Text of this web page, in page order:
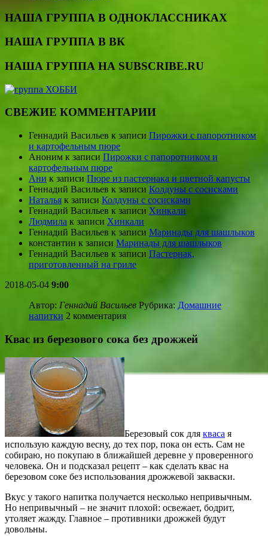
НАША ГРУППА В ОДНОКЛАССНИКАХ
НАША ГРУППА В ВК
НАША ГРУППА НА SUBSCRIBE.RU
СВЕЖИЕ КОММЕНТАРИИ
Геннадий Васильев к записи Пирожки с папоротником
и картофельным пюре
Аноним к записи Пирожки с папоротником и
картофельным пюре
Ани к записи Пюре из пастернака и цветной капусты
Геннадий Васильев к записи Колдуны с сосисками
Наталья к записи Колдуны с сосисками
Геннадий Васильев к записи Хинкали
Людмила к записи Хинкали
Геннадий Васильев к записи Маринады для шашлыков
константин к записи Маринады для шашлыков
Геннадий Васильев к записи Пастернак,
приготовленный на гриле
2018-05-04 9:00
Автор: Геннадий Васильев Рубрика: Домашние
напитки 2 комментария
Квас из березового сока без дрожжей
Березовый сок для кваса я
использую каждую весну, до тех пор, пока он есть. Сам не
собираю, но покупаю в ближайшей деревне у проверенного
человека. Он и подсказал рецепт – как сделать квас на
березовом соке без использования дрожжевой закваски.
Вкус у такого напитка получается несколько непривычным.
Но непривычный – не значит плохой: освежает, бодрит,
утоляет жажду. Главное – противники дрожжей будут
довольны.